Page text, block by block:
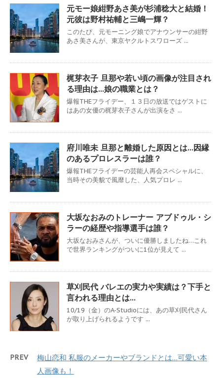
元モー娘紺野あさ美が杉浦稔大と結婚！
元彼は野村祐輔と三嶋一輝？
このたび、元モーニング娘でアナウンサーの紺野
あさ美さんが、東京ヤクルトスワローズ ...
梶芽衣子 旦那や若い頃の画像が注目され
る理由は…娘の職業とは？
爆報THEフライデー、１３日の放送ではゲストに
はあの女優の梶芽衣子さんが出演をさ ...
府川唯未 旦那と離婚した原因とは…因縁
のあるプロレスラーは誰？
爆報THEフライデーの芸能人再会スペシャルに、
当時その美貌で風靡した、人気プロレ ...
大坂なおみのトレーナー アブドゥル・シ
ラーの経歴や指導選手は誰？
大坂なおみさんが、ついに優勝しましたね…これ
で世界ランキングがついに1位が見えて ...
草刈民代 バレエの実力や実績は？下手と
言われる理由とは…
10/19（金）のA-Studioには、あの草刈民代さん
が取り上げられるようです ...
PREV
梅山恋和 私服のメーカーやブランドとは…可愛い本
人画像も！